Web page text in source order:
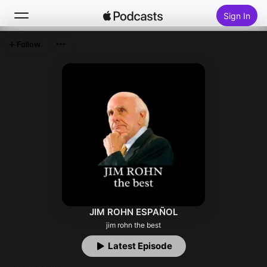
Sign In
JIM ROHN ESPAÑOL
jim rohn the best
Latest Episode